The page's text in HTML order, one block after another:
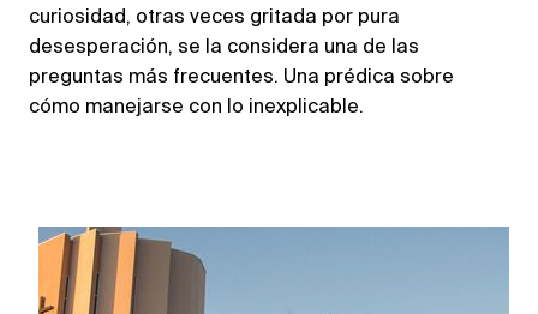
curiosidad, otras veces gritada por pura
desesperación, se la considera una de las
preguntas más frecuentes. Una prédica sobre
cómo manejarse con lo inexplicable.